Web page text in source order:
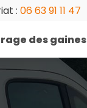
: 06 63 91 11 47
des gaines